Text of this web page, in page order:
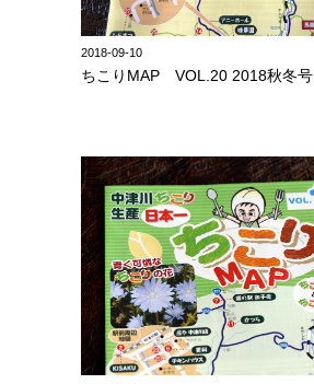
2018-09-10
ちこりMAP VOL.20 2018秋冬号